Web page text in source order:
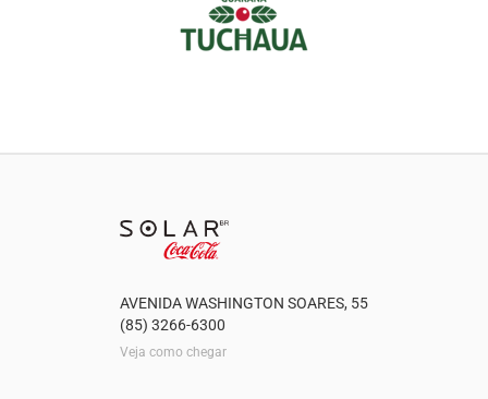
AVENIDA WASHINGTON SOARES, 55
(85) 3266-6300
Veja como chegar